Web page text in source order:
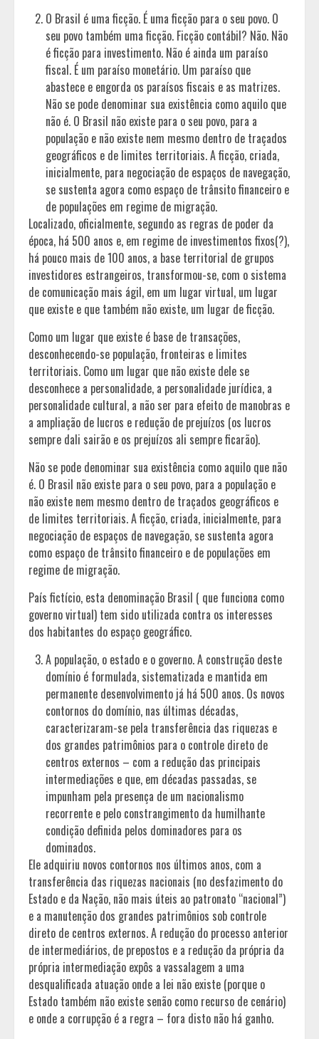
O Brasil é uma ficção. É uma ficção para o seu povo. O
seu povo também uma ficção. Ficção contábil? Não. Não
é ficção para investimento. Não é ainda um paraíso
fiscal. É um paraíso monetário. Um paraíso que
abastece e engorda os paraísos fiscais e as matrizes.
Não se pode denominar sua existência como aquilo que
não é. O Brasil não existe para o seu povo, para a
população e não existe nem mesmo dentro de traçados
geográficos e de limites territoriais. A ficção, criada,
inicialmente, para negociação de espaços de navegação,
se sustenta agora como espaço de trânsito financeiro e
de populações em regime de migração.
Localizado, oficialmente, segundo as regras de poder da
época, há 500 anos e, em regime de investimentos fixos(?),
há pouco mais de 100 anos, a base territorial de grupos
investidores estrangeiros, transformou-se, com o sistema
de comunicação mais ágil, em um lugar virtual, um lugar
que existe e que também não existe, um lugar de ficção.
Como um lugar que existe é base de transações,
desconhecendo-se população, fronteiras e limites
territoriais. Como um lugar que não existe dele se
desconhece a personalidade, a personalidade jurídica, a
personalidade cultural, a não ser para efeito de manobras e
a ampliação de lucros e redução de prejuízos (os lucros
sempre dali sairão e os prejuízos ali sempre ficarão).
Não se pode denominar sua existência como aquilo que não
é. O Brasil não existe para o seu povo, para a população e
não existe nem mesmo dentro de traçados geográficos e
de limites territoriais. A ficção, criada, inicialmente, para
negociação de espaços de navegação, se sustenta agora
como espaço de trânsito financeiro e de populações em
regime de migração.
País fictício, esta denominação Brasil ( que funciona como
governo virtual) tem sido utilizada contra os interesses
dos habitantes do espaço geográfico.
A população, o estado e o governo. A construção deste
domínio é formulada, sistematizada e mantida em
permanente desenvolvimento já há 500 anos. Os novos
contornos do domínio, nas últimas décadas,
caracterizaram-se pela transferência das riquezas e
dos grandes patrimônios para o controle direto de
centros externos – com a redução das principais
intermediações e que, em décadas passadas, se
impunham pela presença de um nacionalismo
recorrente e pelo constrangimento da humilhante
condição definida pelos dominadores para os
dominados.
Ele adquiriu novos contornos nos últimos anos, com a
transferência das riquezas nacionais (no desfazimento do
Estado e da Nação, não mais úteis ao patronato “nacional”)
e a manutenção dos grandes patrimônios sob controle
direto de centros externos. A redução do processo anterior
de intermediários, de prepostos e a redução da própria da
própria intermediação expôs a vassalagem a uma
desqualificada atuação onde a lei não existe (porque o
Estado também não existe senão como recurso de cenário)
e onde a corrupção é a regra – fora disto não há ganho.